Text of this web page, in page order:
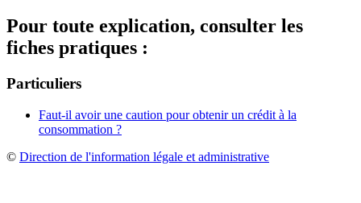
Pour toute explication, consulter les
fiches pratiques :
Particuliers
Faut-il avoir une caution pour obtenir un crédit à la
consommation ?
© Direction de l'information légale et administrative